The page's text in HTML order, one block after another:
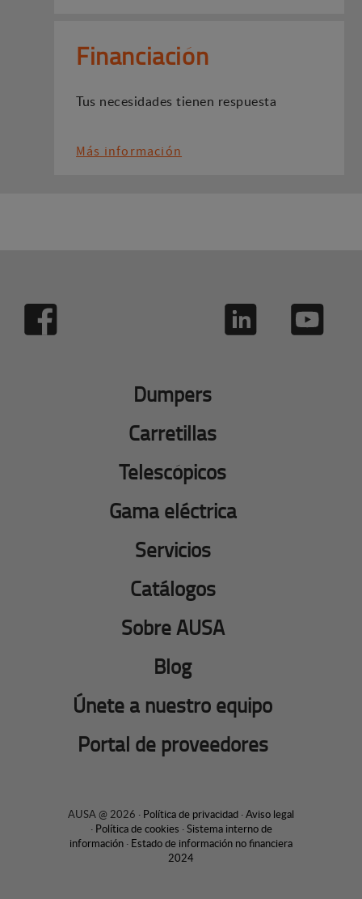
Financiación
Tus necesidades tienen respuesta
Más información
Dumpers
Carretillas
Telescópicos
Gama eléctrica
Servicios
Catálogos
Sobre AUSA
Blog
Únete a nuestro equipo
Portal de proveedores
AUSA @ 2026 · Política de privacidad ·Aviso legal
· Política de cookies ·Sistema interno de
información · Estado de información no financiera
2024